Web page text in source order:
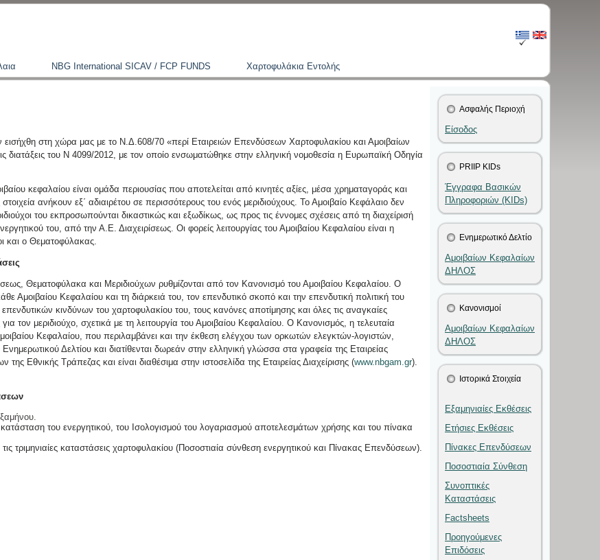
NBG International SICAV / FCP FUNDS Χαρτοφυλάκια Εντολής
στη χώρα μας με το Ν.Δ.608/70 «περί Εταιρειών Επενδύσεων Χαρτοφυλακίου και Αμοιβαίων
διατάξεις του Ν 4099/2012, με τον οποίο ενσωματώθηκε στην ελληνική νομοθεσία η Ευρωπαϊκή Οδηγία
κεφαλαίου είναι ομάδα περιουσίας που αποτελείται από κινητές αξίες, μέσα χρηματαγοράς και
ανήκουν εξ΄ αδιαιρέτου σε περισσότερους του ενός μεριδιούχους. Το Αμοιβαίο Κεφάλαιο δεν
του εκπροσωπούνται δικαστικώς και εξωδίκως, ως προς τις έννομες σχέσεις από τη διαχείρισή
του, από την Α.Ε. Διαχειρίσεως. Οι φορείς λειτουργίας του Αμοιβαίου Κεφαλαίου είναι η
και ο Θεματοφύλακας.
Θεματοφύλακα και Μεριδιούχων ρυθμίζονται από τον Κανονισμό του Αμοιβαίου Κεφαλαίου. Ο
Αμοιβαίου Κεφαλαίου και τη διάρκειά του, τον επενδυτικό σκοπό και την επενδυτική πολιτική του
κινδύνων του χαρτοφυλακίου του, τους κανόνες αποτίμησης και όλες τις αναγκαίες
τον μεριδιούχο, σχετικά με τη λειτουργία του Αμοιβαίου Κεφαλαίου. Ο Κανονισμός, η τελευταία
Κεφαλαίου, που περιλαμβάνει και την έκθεση ελέγχου των ορκωτών ελεγκτών-λογιστών,
Δελτίου και διατίθενται δωρεάν στην ελληνική γλώσσα στα γραφεία της Εταιρείας
της Εθνικής Τράπεζας και είναι διαθέσιμα στην ιστοσελίδα της Εταιρείας Διαχείρισης (www.nbgam.gr).
του ενεργητικού, του Ισολογισμού του λογαριασμού αποτελεσμάτων χρήσης και του πίνακα
τριμηνιαίες καταστάσεις χαρτοφυλακίου (Ποσοστιαία σύνθεση ενεργητικού και Πίνακας Επενδύσεων).
Ασφαλής Περιοχή
Είσοδος
PRIIP KIDs
Έγγραφα Βασικών
Πληροφοριών (KIDs)
Ενημερωτικό Δελτίο
Αμοιβαίων Κεφαλαίων
ΔΗΛΟΣ
Κανονισμοί
Αμοιβαίων Κεφαλαίων
ΔΗΛΟΣ
Ιστορικά Στοιχεία
Εξαμηνιαίες Εκθέσεις
Ετήσιες Εκθέσεις
Πίνακες Επενδύσεων
Ποσοστιαία Σύνθεση
Συνοπτικές
Καταστάσεις
Factsheets
Προηγούμενες
Επιδόσεις